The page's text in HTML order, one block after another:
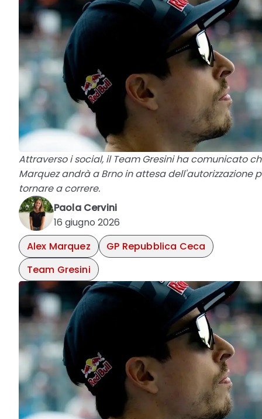
Attraverso i social, il Team Gresini ha comunicato
Marquez andrà a Brno in attesa dell'autorizzazione
tornare a correre.
Paola Cervini
16 giugno 2026
Alex Marquez
GP Repubblica Ceca
Team Gresini